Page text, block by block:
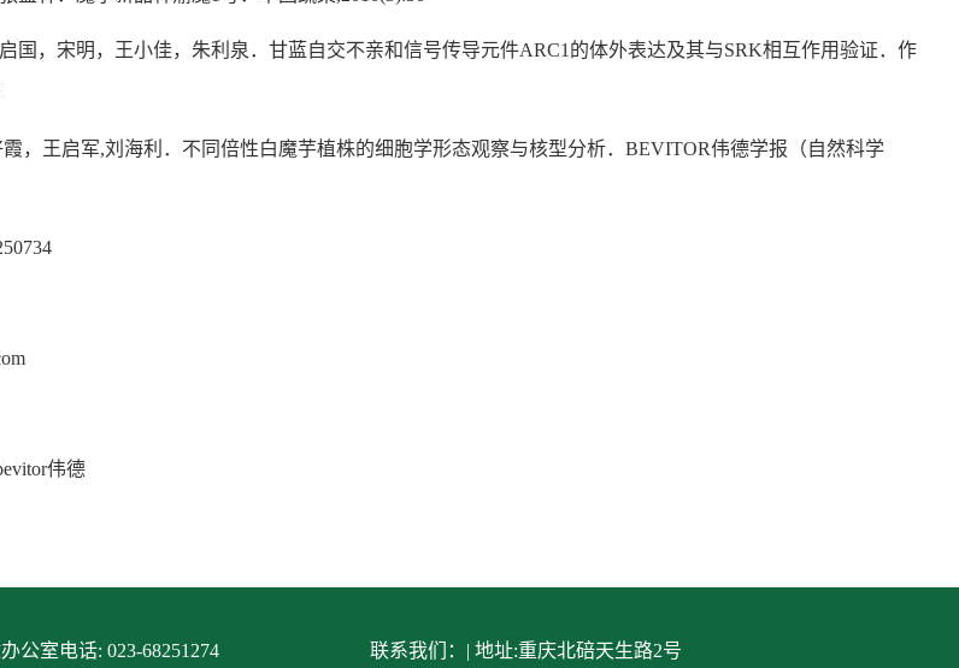
启国，宋明，王小佳，朱利泉．甘蓝自交不亲和信号传导元件ARC1的体外表达及其与SRK相互作用验证．作
霞，王启军,刘海利．不同倍性白魔芋植株的细胞学形态观察与核型分析．BEVITOR伟德学报（自然科学
伟德
公室电话: 023-68251274 联系我们：| 地址:重庆北碚天生路2号